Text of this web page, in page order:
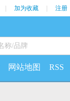
加为收藏 注册
网站地图 RSS